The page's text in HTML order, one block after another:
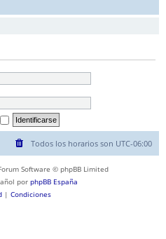
Todos los horarios son UTC-06:00
Software © phpBB Limited
por phpBB España
| Condiciones